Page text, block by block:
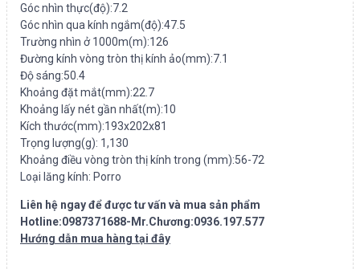
Góc nhìn thực(độ):7.2
Góc nhìn qua kính ngắm(độ):47.5
Trường nhìn ở 1000m(m):126
Đường kính vòng tròn thị kính ảo(mm):7.1
Độ sáng:50.4
Khoảng đặt mắt(mm):22.7
Khoảng lấy nét gần nhất(m):10
Kích thước(mm):193x202x81
Trọng lượng(g): 1,130
Khoảng điều vòng tròn thị kính trong (mm):56-72
Loại lăng kính: Porro
Liên hệ ngay để được tư vấn và mua sản phẩm
Hotline:0987371688-Mr.Chương:0936.197.577
Hướng dẫn mua hàng tại đây